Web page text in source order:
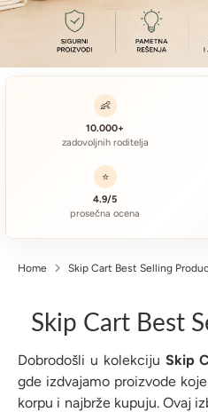
👶
10.000+
zadovoljnih roditelja
⭐
4.9/5
prosečna ocena
Home Skip Cart Best Selling
Skip Cart Best
Dobrodošli u kolekciju Skip
gde izdvajamo proizvode
korpu i najbrže kupuju. Ovaj